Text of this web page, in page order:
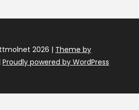
2026 | Theme by
Proudly powered by WordPress